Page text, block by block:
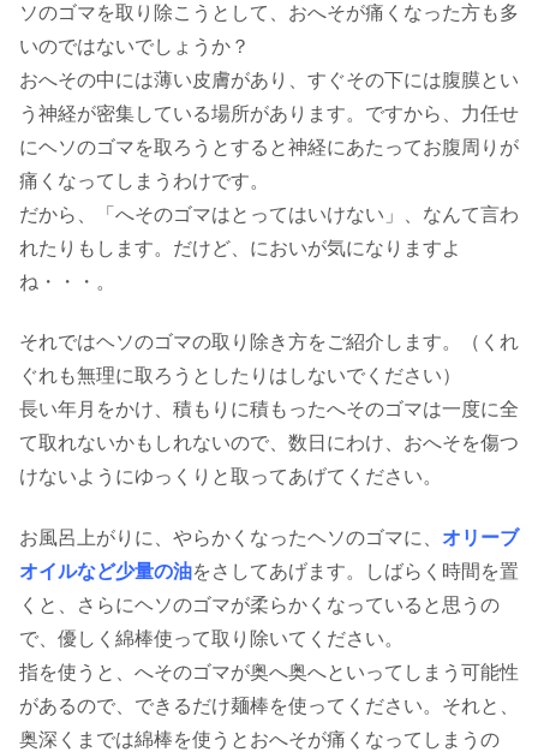
ソのゴマを取り除こうとして、おへそが痛くなった方も多
いのではないでしょうか？
おへその中には薄い皮膚があり、すぐその下には腹膜とい
う神経が密集している場所があります。ですから、力任せ
にヘソのゴマを取ろうとすると神経にあたってお腹周りが
痛くなってしまうわけです。
だから、「へそのゴマはとってはいけない」、なんて言わ
れたりもします。だけど、においが気になりますよ
ね・・・。
それではヘソのゴマの取り除き方をご紹介します。（くれ
ぐれも無理に取ろうとしたりはしないでください）
長い年月をかけ、積もりに積もったへそのゴマは一度に全
て取れないかもしれないので、数日にわけ、おへそを傷つ
けないようにゆっくりと取ってあげてください。
お風呂上がりに、やらかくなったヘソのゴマに、 オリーブ
オイルなど少量の油をさしてあげます。しばらく時間を置
くと、さらにヘソのゴマが柔らかくなっていると思うの
で、優しく綿棒使って取り除いてください。
指を使うと、へそのゴマが奥へ奥へといってしまう可能性
があるので、できるだけ麺棒を使ってください。それと、
奥深くまでは綿棒を使うとおへそが痛くなってしまうの